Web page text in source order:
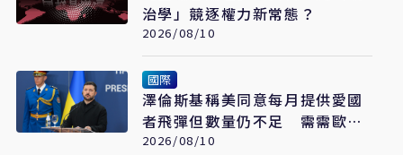
治學」競逐權力新常態？
2026/08/10
國際
澤倫斯基稱美同意每月提供愛國
者飛彈但數量仍不足 需需歐洲
緊急補缺
2026/08/10